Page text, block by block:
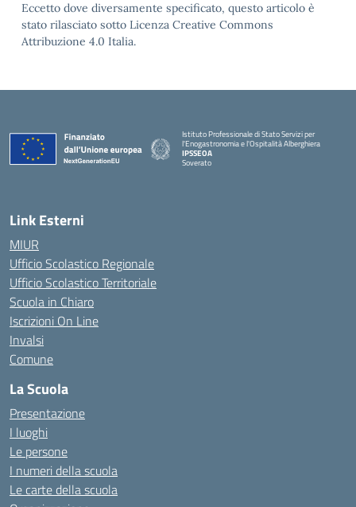
Eccetto dove diversamente specificato, questo articolo è
stato rilasciato sotto Licenza Creative Commons
Attribuzione 4.0 Italia.
Istituto Professionale di Stato Servizi per
l'Enogastronomia e l'Ospitalità Alberghiera
IPSSEOA
Soverato
Link Esterni
MIUR
Ufficio Scolastico Regionale
Ufficio Scolastico Territoriale
Scuola in Chiaro
Iscrizioni On Line
Invalsi
Comune
La Scuola
Presentazione
I luoghi
Le persone
I numeri della scuola
Le carte della scuola